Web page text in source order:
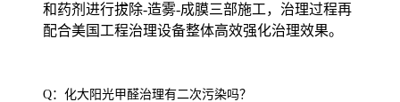
和药剂进行拔除-造雾-成膜三部施工，治理过程再
配合美国工程治理设备整体高效强化治理效果。
Q：化大阳光甲醛治理有二次污染吗？